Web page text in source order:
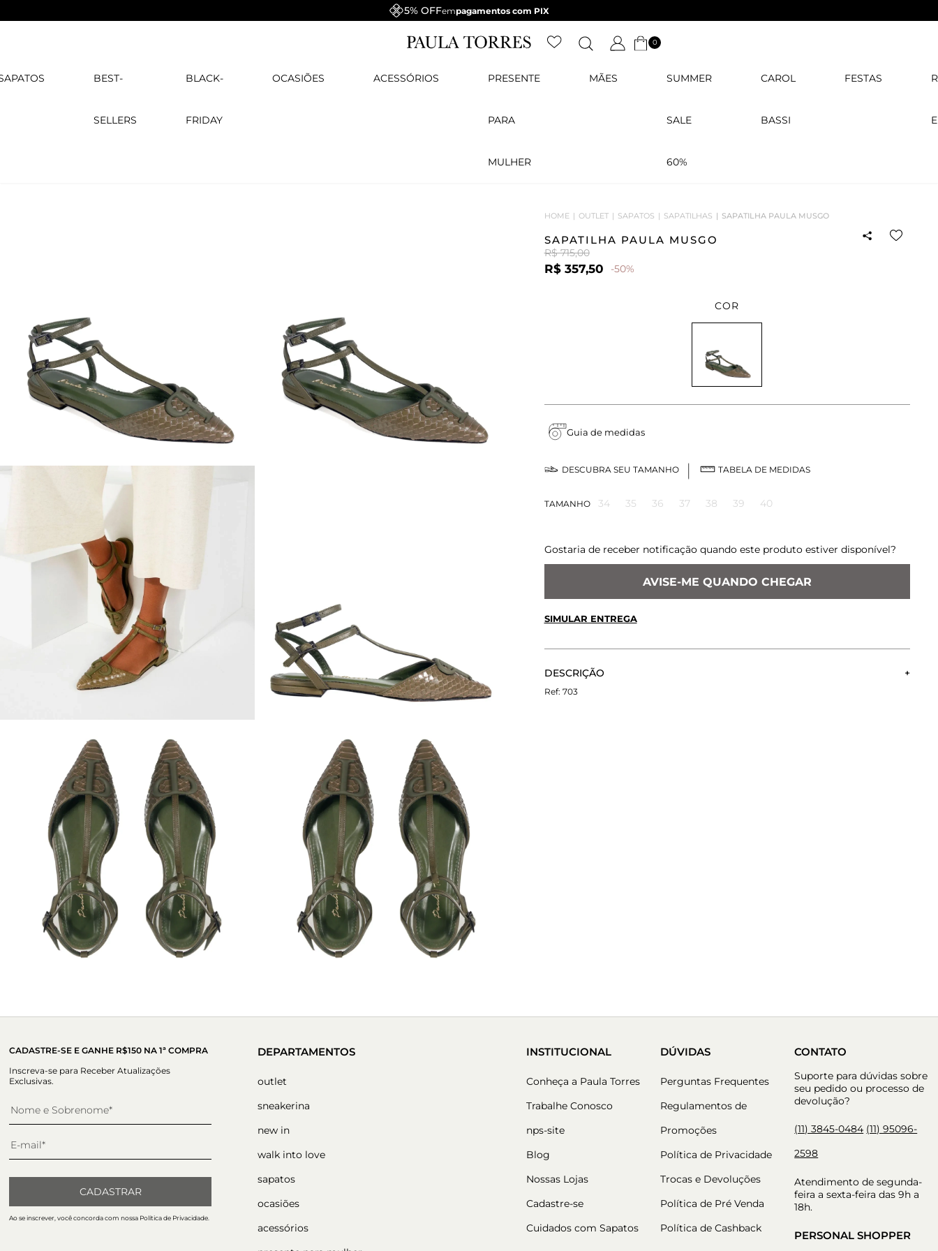
5% OFFempagamentos com PIX
0
BEST-
SELLERS
BLACK-
FRIDAY
OCASIÕES ACESSÓRIOS PRESENTE
PARA
MULHER
MÃES SUMMER
SALE
60%
CAROL
BASSI
FESTAS
HOME OUTLET SAPATOS SAPATILHAS SAPATILHA PAULA MUSGO
SAPATILHA PAULA MUSGO
R$ 715,00
R$ 357,50 -50%
COR
Guia de medidas
DESCUBRA SEU TAMANHO TABELA DE MEDIDAS
TAMANHO 34 35 36 37 38 39 40
Gostaria de receber notificação quando este produto estiver disponível?
AVISE-ME QUANDO CHEGAR
SIMULAR ENTREGA
DESCRIÇÃO
A Sapatilha Paula é confeccionada em couro. A peça possui bico fino e
703
CADASTRE-SE E GANHE R$150 NA 1ª COMPRA
Inscreva-se para Receber Atualizações
Exclusivas.
CADASTRAR
Ao se inscrever, você concorda com nossa Política de Privacidade.
DEPARTAMENTOS
outlet
sneakerina
new in
walk into love
sapatos
ocasiões
acessórios
INSTITUCIONAL
Conheça a Paula Torres
Trabalhe Conosco
nps-site
Blog
Nossas Lojas
Cadastre-se
Cuidados com Sapatos
DÚVIDAS
Perguntas Frequentes
Regulamentos de
Promoções
Política de Privacidade
Trocas e Devoluções
Política de Pré Venda
Política de Cashback
CONTATO
Suporte para dúvidas sobre
seu pedido ou processo de
devolução?
(11) 3845-0484 (11) 95096-
2598
Atendimento de segunda-
feira a sexta-feira das 9h a
18h.
PERSONAL SHOPPER